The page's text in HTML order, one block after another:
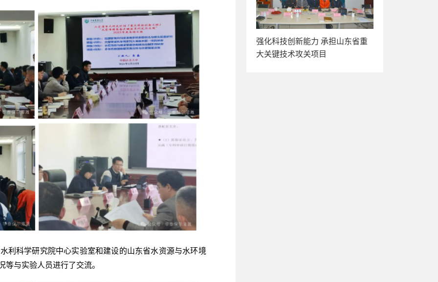
科学研究院中心实验室和建设的山东省水资源与水环境
等与实验人员进行了交流。
强化科技创新能力 承担山东省重
大关键技术攻关项目